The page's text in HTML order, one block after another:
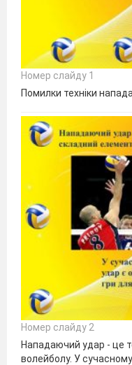
Номер слайду 1
Помилки техніки
Номер слайду 2
Нападаючий удар - це
волейболу. У